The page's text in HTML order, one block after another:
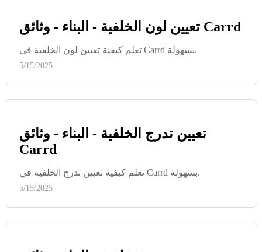
تعيين لون الخلفية - البناء - وثائق Carrd
تعلم كيفية تعيين لون الخلفية في Carrd بسهولة.
5/15/2025
تعيين تدرج الخلفية - البناء - وثائق
Carrd
تعلم كيفية تعيين تدرج الخلفية في Carrd بسهولة.
5/15/2025